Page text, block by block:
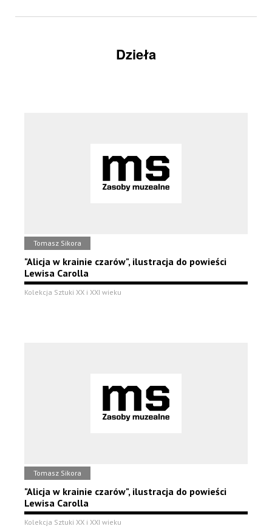
Dzieła
Tomasz Sikora
"Alicja w krainie czarów", ilustracja do powieści
Lewisa Carolla
Kolekcja Sztuki XX i XXI wieku
Tomasz Sikora
"Alicja w krainie czarów", ilustracja do powieści
Lewisa Carolla
Kolekcja Sztuki XX i XXI wieku